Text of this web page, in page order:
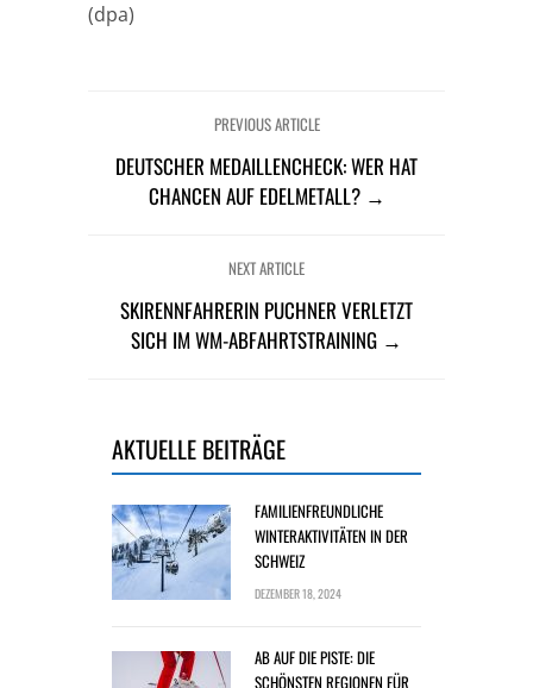
(dpa)
PREVIOUS ARTICLE
DEUTSCHER MEDAILLENCHECK: WER HAT
CHANCEN AUF EDELMETALL? →
NEXT ARTICLE
SKIRENNFAHRERIN PUCHNER VERLETZT
SICH IM WM-ABFAHRTSTRAINING →
AKTUELLE BEITRÄGE
FAMILIENFREUNDLICHE
WINTERAKTIVITÄTEN IN DER
SCHWEIZ
DEZEMBER 18, 2024
AB AUF DIE PISTE: DIE
SCHÖNSTEN REGIONEN FÜR